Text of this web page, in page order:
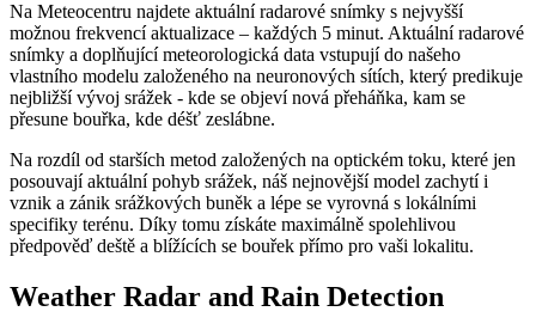
Na Meteocentru najdete aktuální radarové snímky s nejvyšší
možnou frekvencí aktualizace – každých 5 minut. Aktuální radarové
snímky a doplňující meteorologická data vstupují do našeho
vlastního modelu založeného na neuronových sítích, který predikuje
nejbližší vývoj srážek - kde se objeví nová přeháňka, kam se
přesune bouřka, kde déšť zeslábne.
Na rozdíl od starších metod založených na optickém toku, které jen
posouvají aktuální pohyb srážek, náš nejnovější model zachytí i
vznik a zánik srážkových buněk a lépe se vyrovná s lokálními
specifiky terénu. Díky tomu získáte maximálně spolehlivou
předpověď deště a blížících se bouřek přímo pro vaši lokalitu.
Weather Radar and Rain Detection